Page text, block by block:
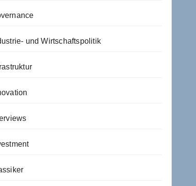
und Wirtschaftspolitik